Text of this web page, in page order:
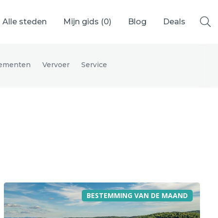
Alle steden Mijn gids (0) Blog Deals
Vervoer Service
BESTEMMING VAN DE MAAND